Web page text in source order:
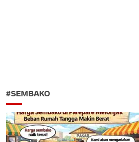
#SEMBAKO